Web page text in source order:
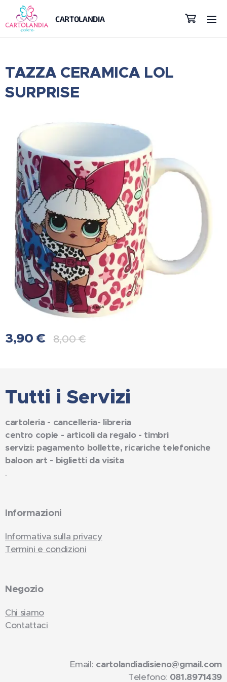
CARTOLANDIA
TAZZA CERAMICA LOL
SURPRISE
3,90 € 8,00€
Tutti i Servizi
cartoleria - cancelleria- libreria
centro copie - articoli da regalo - timbri
servizi: pagamento bollette, ricariche telefoniche
baloon art - biglietti da visita
.
Informazioni
Informativa sulla privacy
Termini e condizioni
Negozio
Chi siamo
Contattaci
Email: cartolandiadisieno@gmail.com
Telefono: 081.8971439